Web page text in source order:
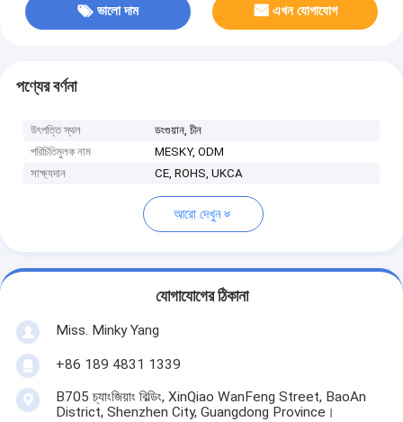
ভালো দাম এখন যোগাযোগ
পণ্যের বর্ণনা
উৎপত্তি স্থল
ডংগুয়ান, চীন
পরিচিতিমুলক নাম
MESKY, ODM
সাক্ষ্যদান
CE, ROHS, UKCA
আরো দেখুন
যোগাযোগের ঠিকানা
Miss. Minky Yang
+86 189 4831 1339
B705 চ্যাংজিয়াং বিল্ডিং, XinQiao WanFeng Street, BaoAn
District, Shenzhen City, Guangdong Province।